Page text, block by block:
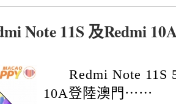
Note 11S 及Redmi
Redmi Note 11S
10A登陸澳門⋯⋯